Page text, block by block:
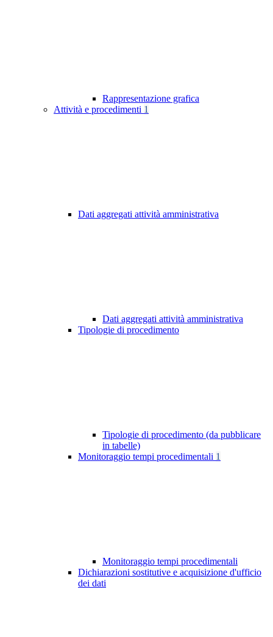
Rappresentazione grafica
Attività e procedimenti 1
Dati aggregati attività amministrativa
Dati aggregati attività amministrativa
Tipologie di procedimento
Tipologie di procedimento (da pubblicare
in tabelle)
Monitoraggio tempi procedimentali 1
Monitoraggio tempi procedimentali
Dichiarazioni sostitutive e acquisizione d'ufficio
dei dati